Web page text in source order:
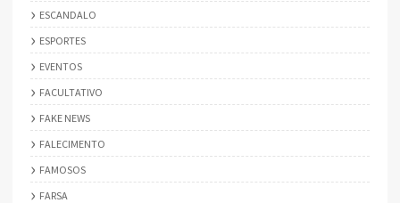
ESCANDALO
ESPORTES
EVENTOS
FACULTATIVO
FAKE NEWS
FALECIMENTO
FAMOSOS
FARSA